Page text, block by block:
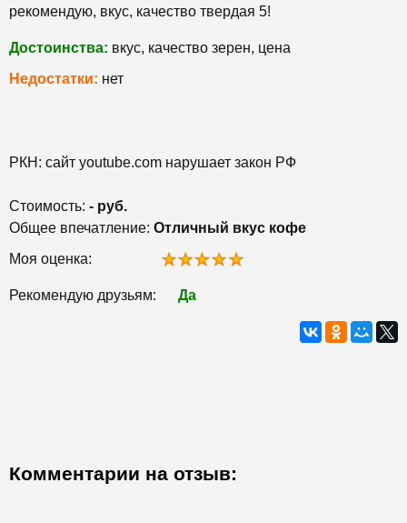
рекомендую, вкус, качество твердая 5!
Достоинства: вкус, качество зерен, цена
Недостатки: нет
РКН: сайт youtube.com нарушает закон РФ
Стоимость: - руб.
Общее впечатление: Отличный вкус кофе
Моя оценка:
Рекомендую друзьям: Да
Комментарии на отзыв: